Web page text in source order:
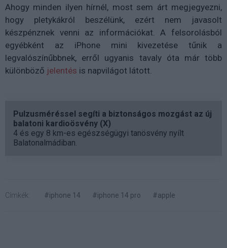
Ahogy minden ilyen hírnél, most sem árt megjegyezni,
hogy pletykákról beszélünk, ezért nem javasolt
készpénznek venni az információkat. A felsorolásból
egyébként az iPhone mini kivezetése tűnik a
legvalószínűbbnek, erről ugyanis tavaly óta már több
különböző jelentés is napvilágot látott.
Pulzusméréssel segíti a biztonságos mozgást az új
balatoni kardioösvény (X)
4 és egy 8 km-es egészségügyi tanösvény nyílt
Balatonalmádiban.
Címkék: #iphone 14 #iphone 14 pro #apple